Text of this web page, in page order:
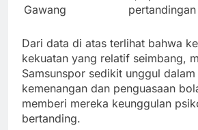
Gawang
pertandingan
Dari data di atas terlihat bahwa
kekuatan yang relatif seimbang,
Samsunspor sedikit unggul
kemenangan dan penguasaan
memberi mereka keunggulan
bertanding.